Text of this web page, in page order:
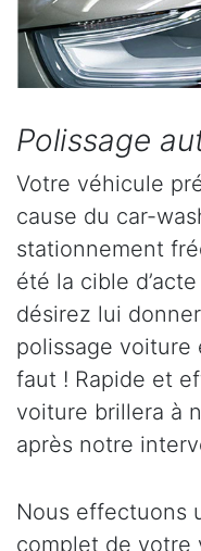
Polissage
Votre véhicule
cause du car-
stationnement
été la cible
désirez lui
polissage voiture
faut ! Rapide et
voiture brillera à
après notre
Nous effectuons
complet de votre